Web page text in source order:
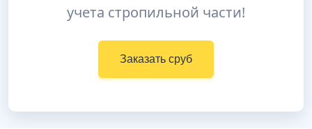
учета стропильной части!
Заказать сруб